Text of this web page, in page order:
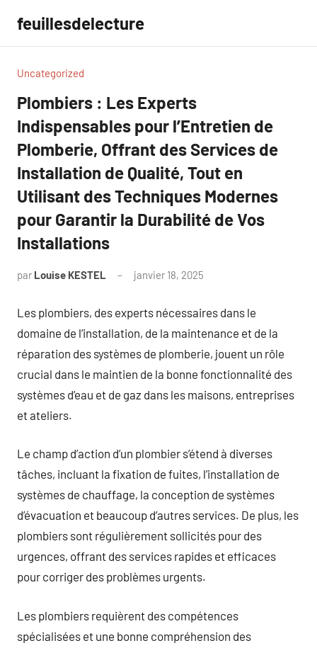
contenu
feuillesdelecture
Uncategorized
Plombiers : Les Experts
Indispensables pour l’Entretien de
Plomberie, Offrant des Services de
Installation de Qualité, Tout en
Utilisant des Techniques Modernes
pour Garantir la Durabilité de Vos
Installations
par Louise KESTEL janvier 18, 2025
Les plombiers, des experts nécessaires dans le
domaine de l’installation, de la maintenance et de la
réparation des systèmes de plomberie, jouent un rôle
crucial dans le maintien de la bonne fonctionnalité des
systèmes d’eau et de gaz dans les maisons, entreprises
et ateliers.
Le champ d’action d’un plombier s’étend à diverses
tâches, incluant la fixation de fuites, l’installation de
systèmes de chauffage, la conception de systèmes
d’évacuation et beaucoup d’autres services. De plus, les
plombiers sont régulièrement sollicités pour des
urgences, offrant des services rapides et efficaces
pour corriger des problèmes urgents.
Les plombiers requièrent des compétences
spécialisées et une bonne compréhension des